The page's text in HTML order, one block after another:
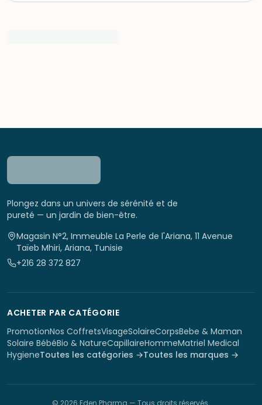
Plongez dans un univers de sérénité et de
pureté — un jardin de bien-être.
Magasin N°2, Immeuble La Perle de l'Ariana, 11 Avenue
Taïeb Mhiri, Ariana, Tunisie
+216 28 372 827
ACHETER PAR CATÉGORIE
PromotionNos CoffretsVisageSolaireCorpsBebe & Maman
Solaire BébéBio & NatureCapillaireHommeMatriel Medical
HygieneToutes les catégories →Toutes les marques →
© 2026 Eden Pharma — Tous droits réservés.